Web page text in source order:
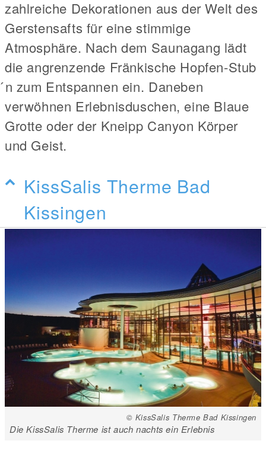
zahlreiche Dekorationen aus der Welt des
Gerstensafts für eine stimmige
Atmosphäre. Nach dem Saunagang lädt
die angrenzende Fränkische Hopfen-Stub
́n zum Entspannen ein. Daneben
verwöhnen Erlebnisduschen, eine Blaue
Grotte oder der Kneipp Canyon Körper
und Geist.
KissSalis Therme Bad
Kissingen
© KissSalis Therme Bad Kissingen
Die KissSalis Therme ist auch nachts ein Erlebnis